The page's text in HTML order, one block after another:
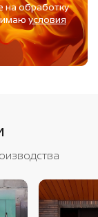
на обработку
условия